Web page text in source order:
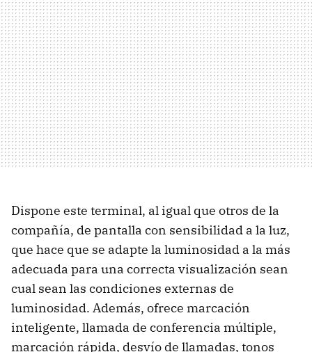
Dispone este terminal, al igual que otros de la
compañía, de pantalla con sensibilidad a la luz,
que hace que se adapte la luminosidad a la más
adecuada para una correcta visualización sean
cual sean las condiciones externas de
luminosidad. Además, ofrece marcación
inteligente, llamada de conferencia múltiple,
marcación rápida, desvío de llamadas, tonos